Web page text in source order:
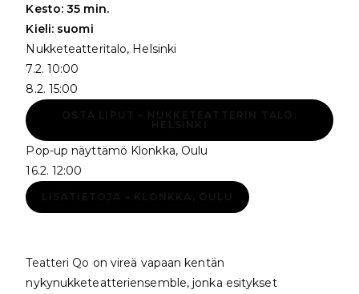
Kesto: 35 min.
Kieli: suomi
Nukketeatteritalo, Helsinki
7.2. 10:00
8.2. 15:00
Pop-up näyttämö Klonkka, Oulu
16.2. 12:00
Teatteri Qo on vireä vapaan kentän
nykynukketeatteriensemble, jonka esitykset